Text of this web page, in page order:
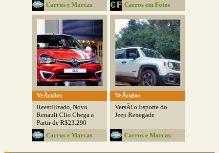
Carros e Marcas
Carros em Fotos
VeÃ­culos
Reestilizado, Novo
Renault Clio Chega a
Partir de R$23.290
Carros e Marcas
VeÃ­culos
VersÃ£o Esporte do
Jeep Renegade
Carros e Marcas